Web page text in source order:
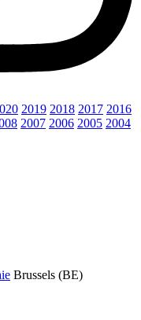
2019 2018 2017 2016
2007 2006 2005 2004
Brussels (BE)